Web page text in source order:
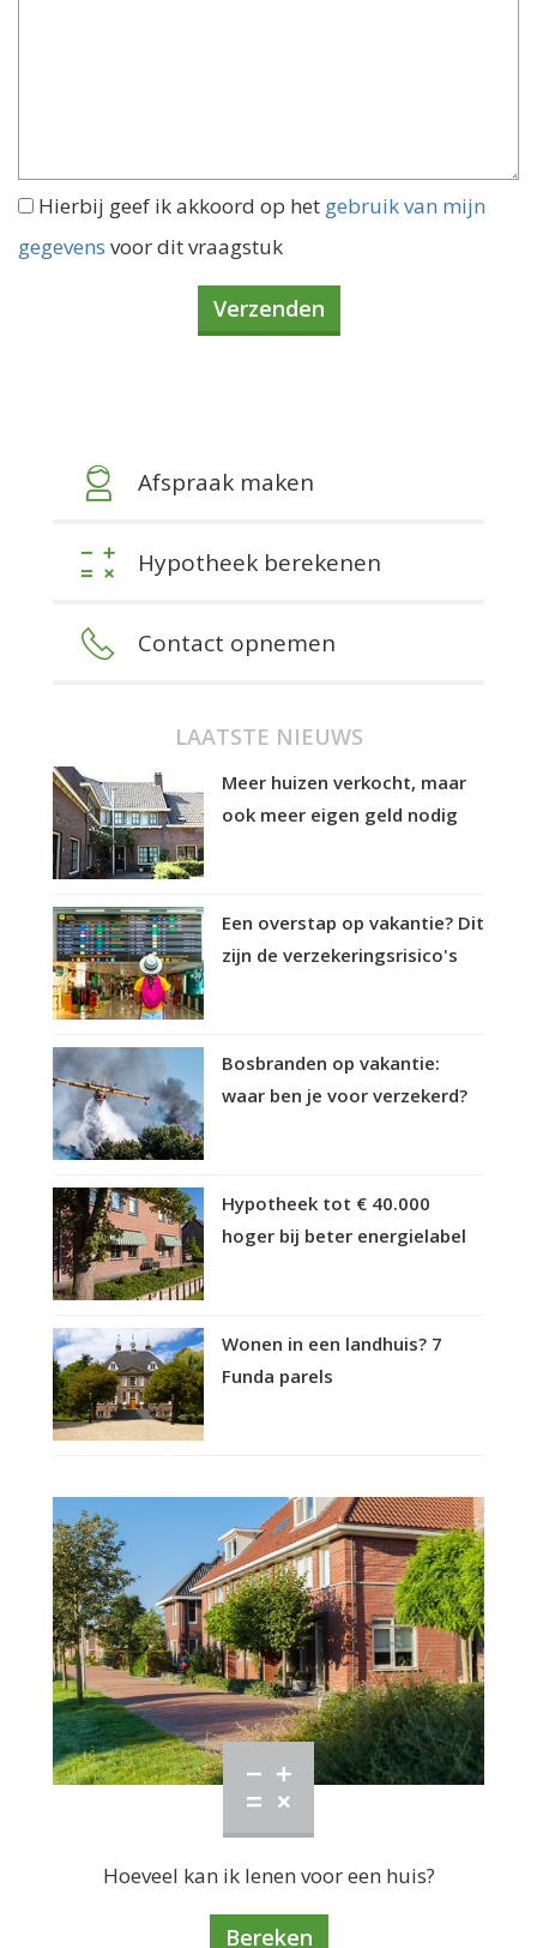
Hierbij geef ik akkoord op het gebruik van mijn
gegevens voor dit vraagstuk
Afspraak maken
Hypotheek berekenen
Contact opnemen
LAATSTE NIEUWS
Meer huizen verkocht, maar
ook meer eigen geld nodig
Een overstap op vakantie? Dit
zijn de verzekeringsrisico's
Bosbranden op vakantie:
waar ben je voor verzekerd?
Hypotheek tot € 40.000
hoger bij beter energielabel
Wonen in een landhuis? 7
Funda parels
Hoeveel kan ik lenen voor een huis?
Bereken